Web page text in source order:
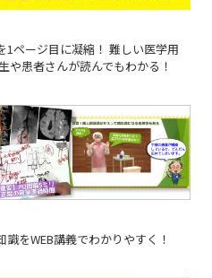
ページ目に凝縮！ 難しい医学用
や患者さんが読んでもわかる！
をWEB講義でわかりやすく！